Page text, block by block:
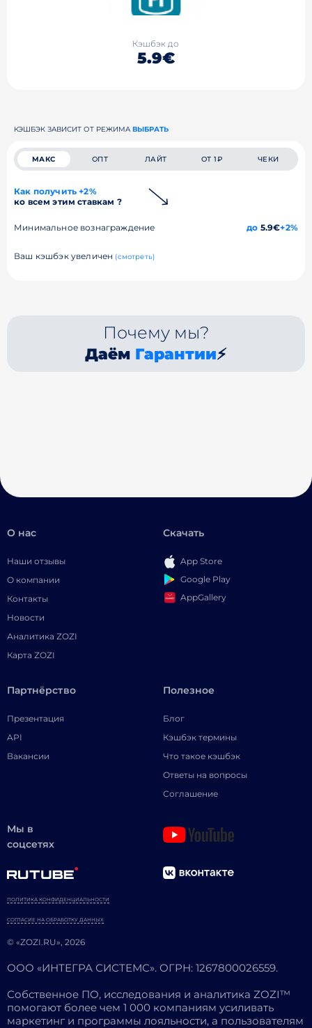
Кэшбэк до
5.9€
КЭШБЭК ЗАВИСИТ ОТ РЕЖИМА ВЫБРАТЬ
МАКС ОПТ ЛАЙТ ОТ 1₽ ЧЕКИ
Как получить +2%
ко всем этим ставкам ?
Минимальное вознаграждение до 5.9€+2%
Ваш кэшбэк увеличен (смотреть)
Почему мы?
Даём Гарантии⚡
О нас
Наши отзывы
О компании
Контакты
Новости
Аналитика ZOZI
Карта ZOZI
Скачать
App Store
Google Play
AppGallery
Партнёрство
Презентация
API
Вакансии
Полезное
Блог
Кэшбэк термины
Что такое кэшбэк
Ответы на вопросы
Соглашение
Мы в
соцсетях
© «ZOZI.RU», 2026
ПОЛИТИКА КОНФИДЕНЦИАЛЬНОСТИ
СОГЛАСИЕ НА ОБРАБОТКУ ДАННЫХ
ООО «ИНТЕГРА СИСТЕМС». ОГРН: 1267800026559.
Собственное ПО, исследования и аналитика ZOZI™
помогают более чем 1 000 компаниям усиливать
маркетинг и программы лояльности, а пользователям